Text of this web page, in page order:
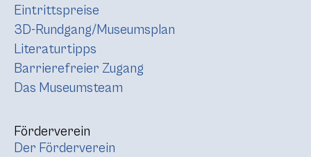
Eintrittspreise
3D-Rundgang/Museumsplan
Literaturtipps
Barrierefreier Zugang
Das Museumsteam
Förderverein
Der Förderverein